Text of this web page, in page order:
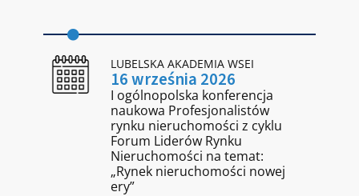
LUBELSKA AKADEMIA WSEI
16 września 2026
I ogólnopolska konferencja
naukowa Profesjonalistów
rynku nieruchomości z cyklu
Forum Liderów Rynku
Nieruchomości na temat:
„Rynek nieruchomości nowej
ery”